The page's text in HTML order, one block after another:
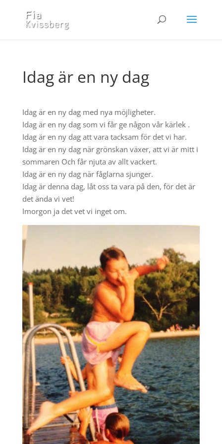
Idag är en ny dag
Idag är en ny dag med nya möjligheter.
Idag är en ny dag som vi får ge någon vår kärlek .
Idag är en ny dag att vara tacksam för det vi har.
Idag är en ny dag när grönskan växer, att vi är mitt i
sommaren Och får njuta av allt vackert.
Idag är en ny dag när fåglarna sjunger.
Idag är denna dag, låt oss ta vara på den, för det är
det ända vi vet!
Imorgon ja det vet vi inget om.